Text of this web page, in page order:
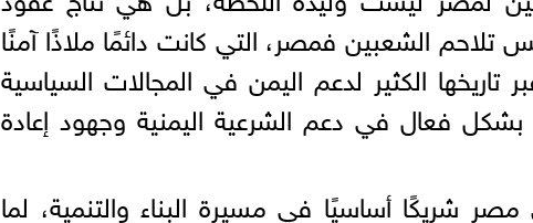
تلاحم الشعبين فمصر، التي كانت دائمًا ملاذًا آمنًا
الكثير لدعم اليمن في المجالات السياسية
بشكل فعال في دعم الشرعية اليمنية وجهود إعادة
شريكًا أساسيًا في مسيرة البناء والتنمية، لما